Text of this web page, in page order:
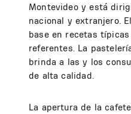
Montevideo y está
nacional y extranjero.
base en recetas
referentes. La
brinda a las y los
de alta calidad.
La apertura de la